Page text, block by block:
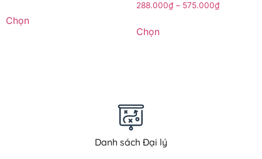
Chọn
288.000₫ – 575.000₫
Chọn
Danh sách Đại lý